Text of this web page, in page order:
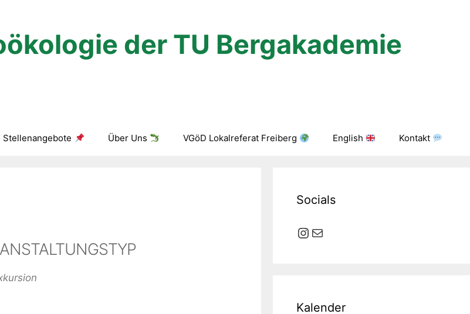
der TU Bergakademie
Stellenangebote Über Uns VGöD Lokalreferat Freiberg English Kontakt
Socials
Instagram
E-Mail
Kalender